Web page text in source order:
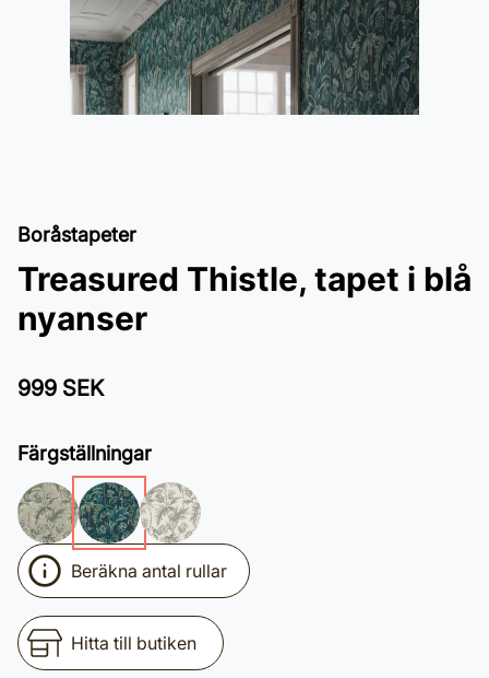
Boråstapeter
Treasured Thistle, tapet i blå
nyanser
999 SEK
Färgställningar
Beräkna antal rullar
Hitta till butiken